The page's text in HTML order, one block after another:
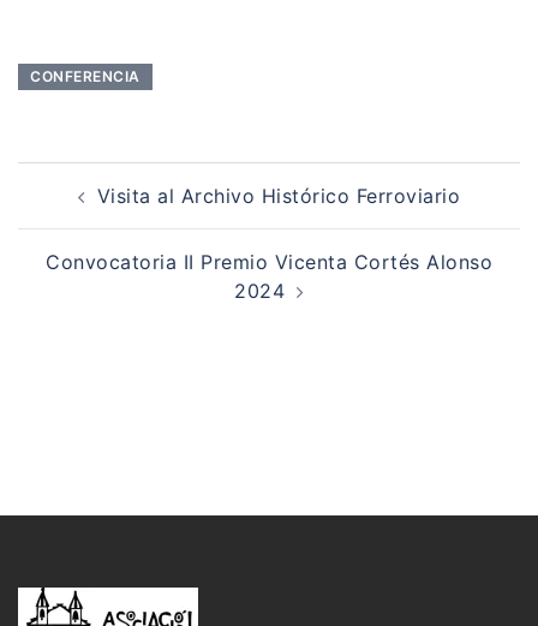
CONFERENCIA
Navegación
entradas
Visita al Archivo Histórico Ferroviario
Convocatoria II Premio Vicenta Cortés Alonso
2024